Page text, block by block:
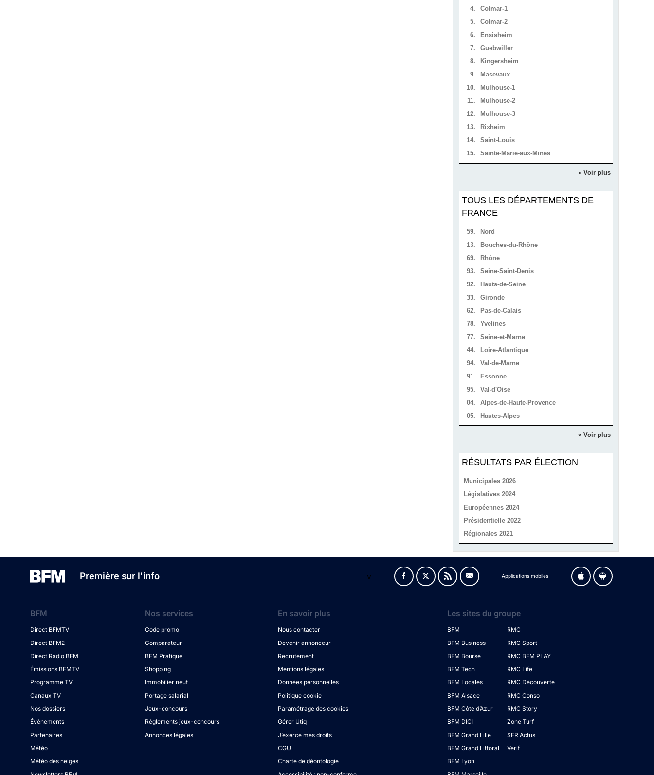
4.
Colmar-1
5.
Colmar-2
6.
Ensisheim
7.
Guebwiller
8.
Kingersheim
9.
Masevaux
10.
Mulhouse-1
11.
Mulhouse-2
12.
Mulhouse-3
13.
Rixheim
14.
Saint-Louis
15.
Sainte-Marie-aux-Mines
» Voir plus
TOUS LES DÉPARTEMENTS DE
FRANCE
59.
Nord
13.
Bouches-du-Rhône
69.
Rhône
93.
Seine-Saint-Denis
92.
Hauts-de-Seine
33.
Gironde
62.
Pas-de-Calais
78.
Yvelines
77.
Seine-et-Marne
44.
Loire-Atlantique
94.
Val-de-Marne
91.
Essonne
95.
Val-d'Oise
04.
Alpes-de-Haute-Provence
05.
Hautes-Alpes
» Voir plus
RÉSULTATS PAR ÉLECTION
Municipales 2026
Législatives 2024
Européennes 2024
Présidentielle 2022
Régionales 2021
Première sur l'info v Applications mobiles
BFM
Direct BFMTV
Direct BFM2
Direct Radio BFM
Émissions BFMTV
Programme TV
Canaux TV
Nos dossiers
Évènements
Partenaires
Météo
Météo des neiges
Nos services
Code promo
Comparateur
BFM Pratique
Shopping
Immobilier neuf
Portage salarial
Jeux-concours
Règlements jeux-concours
Annonces légales
En savoir plus
Nous contacter
Devenir annonceur
Recrutement
Mentions légales
Données personnelles
Politique cookie
Paramétrage des cookies
Gérer Utiq
J’exerce mes droits
CGU
Charte de déontologie
Les sites du groupe
BFM
BFM Business
BFM Bourse
BFM Tech
BFM Locales
BFM Alsace
BFM Côte d’Azur
BFM DICI
BFM Grand Lille
BFM Grand Littoral
BFM Lyon
RMC
RMC Sport
RMC BFM PLAY
RMC Life
RMC Découverte
RMC Conso
RMC Story
Zone Turf
SFR Actus
Verif